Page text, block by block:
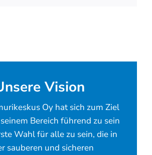
Vision
Oy hat sich zum Ziel
Bereich führend zu sein
Wahl für alle zu sein, die in
sauberen und sicheren